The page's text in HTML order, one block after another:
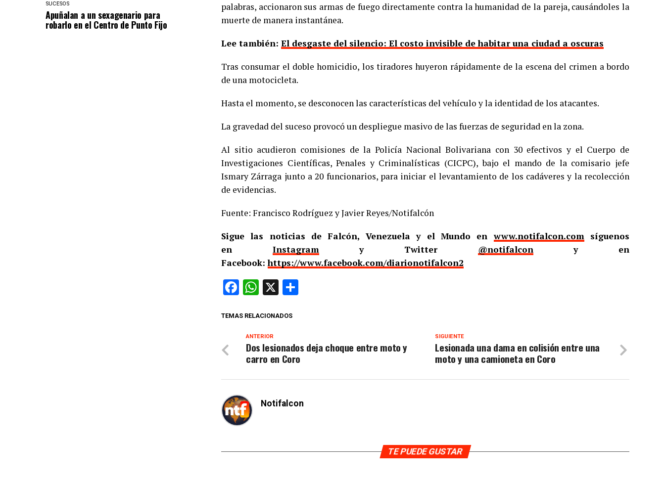
SUCESOS
Apuñalan a un sexagenario para
robarlo en el Centro de Punto Fijo
palabras, accionaron sus armas de fuego directamente contra la humanidad de la pareja, causándoles la
muerte de manera instantánea.
Lee también: El desgaste del silencio: El costo invisible de habitar una ciudad a oscuras
Tras consumar el doble homicidio, los tiradores huyeron rápidamente de la escena del crimen a bordo
de una motocicleta.
Hasta el momento, se desconocen las características del vehículo y la identidad de los atacantes.
La gravedad del suceso provocó un despliegue masivo de las fuerzas de seguridad en la zona.
Al sitio acudieron comisiones de la Policía Nacional Bolivariana con 30 efectivos y el Cuerpo de
Investigaciones Científicas, Penales y Criminalísticas (CICPC), bajo el mando de la comisario jefe
Ismary Zárraga junto a 20 funcionarios, para iniciar el levantamiento de los cadáveres y la recolección
de evidencias.
Fuente: Francisco Rodríguez y Javier Reyes/Notifalcón
Sigue las noticias de Falcón, Venezuela y el Mundo enwww.notifalcon.comsíguenos
en Instagramy Twitter @notifalcony en
Facebook:https://www.facebook.com/diarionotifalcon2
Facebook
WhatsApp
X
TEMAS RELACIONADOS
SIGUIENTE
Lesionada una dama en colisión entre una
moto y una camioneta en Coro
ANTERIOR
Dos lesionados deja choque entre moto y
carro en Coro
Notifalcon
TE PUEDE GUSTAR